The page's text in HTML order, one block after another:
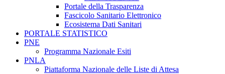
Portale della Trasparenza
Fascicolo Sanitario Elettronico
Ecosistema Dati Sanitari
PORTALE STATISTICO
PNE
Programma Nazionale Esiti
PNLA
Piattaforma Nazionale delle Liste di Attesa